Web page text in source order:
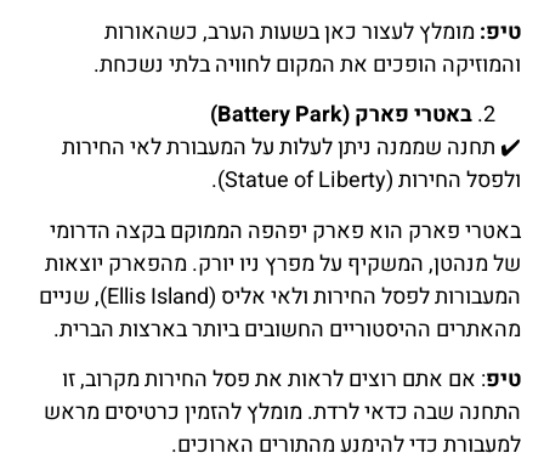
טיפ: מומלץ לעצור כאן בשעות הערב, כשהאורות
והמוזיקה הופכים את המקום לחוויה בלתי נשכחת.
באטרי פארק (Battery Park)
✔️ תחנה שממנה ניתןלעלותעלהמעבורתלאיהחירות
ולפסלהחירות(Statue of Liberty).
באטרי פארק הוא פארק יפהפה הממוקם בקצה הדרומי
של מנהטן, המשקיף על מפרץ ניו יורק. מהפארק יוצאות
המעבורות לפסל החירות ולאי אליס (Ellis Island), שניים
מהאתרים ההיסטוריים החשובים ביותר בארצות הברית.
טיפ: אם אתם רוצים לראות את פסל החירות מקרוב, זו
התחנה שבה כדאי לרדת. מומלץ להזמין כרטיסים מראש
למעבורת כדי להימנע מהתורים הארוכים.